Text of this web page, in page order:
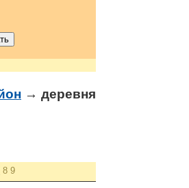
→ деревня
8 9